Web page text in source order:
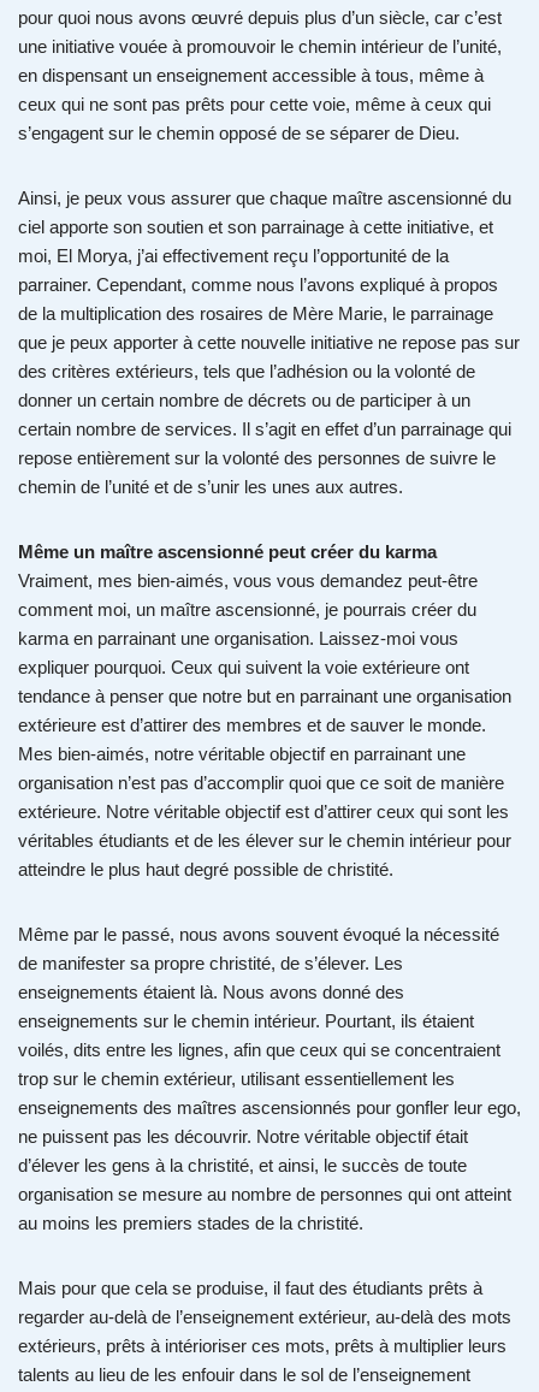
pour quoi nous avons œuvré depuis plus d’un siècle, car c’est
une initiative vouée à promouvoir le chemin intérieur de l’unité,
en dispensant un enseignement accessible à tous, même à
ceux qui ne sont pas prêts pour cette voie, même à ceux qui
s’engagent sur le chemin opposé de se séparer de Dieu.
Ainsi, je peux vous assurer que chaque maître ascensionné du
ciel apporte son soutien et son parrainage à cette initiative, et
moi, El Morya, j’ai effectivement reçu l’opportunité de la
parrainer. Cependant, comme nous l’avons expliqué à propos
de la multiplication des rosaires de Mère Marie, le parrainage
que je peux apporter à cette nouvelle initiative ne repose pas sur
des critères extérieurs, tels que l’adhésion ou la volonté de
donner un certain nombre de décrets ou de participer à un
certain nombre de services. Il s’agit en effet d’un parrainage qui
repose entièrement sur la volonté des personnes de suivre le
chemin de l’unité et de s’unir les unes aux autres.
Même un maître ascensionné peut créer du karma
Vraiment, mes bien-aimés, vous vous demandez peut-être
comment moi, un maître ascensionné, je pourrais créer du
karma en parrainant une organisation. Laissez-moi vous
expliquer pourquoi. Ceux qui suivent la voie extérieure ont
tendance à penser que notre but en parrainant une organisation
extérieure est d’attirer des membres et de sauver le monde.
Mes bien-aimés, notre véritable objectif en parrainant une
organisation n’est pas d’accomplir quoi que ce soit de manière
extérieure. Notre véritable objectif est d’attirer ceux qui sont les
véritables étudiants et de les élever sur le chemin intérieur pour
atteindre le plus haut degré possible de christité.
Même par le passé, nous avons souvent évoqué la nécessité
de manifester sa propre christité, de s’élever. Les
enseignements étaient là. Nous avons donné des
enseignements sur le chemin intérieur. Pourtant, ils étaient
voilés, dits entre les lignes, afin que ceux qui se concentraient
trop sur le chemin extérieur, utilisant essentiellement les
enseignements des maîtres ascensionnés pour gonfler leur ego,
ne puissent pas les découvrir. Notre véritable objectif était
d’élever les gens à la christité, et ainsi, le succès de toute
organisation se mesure au nombre de personnes qui ont atteint
au moins les premiers stades de la christité.
Mais pour que cela se produise, il faut des étudiants prêts à
regarder au-delà de l’enseignement extérieur, au-delà des mots
extérieurs, prêts à intérioriser ces mots, prêts à multiplier leurs
talents au lieu de les enfouir dans le sol de l’enseignement